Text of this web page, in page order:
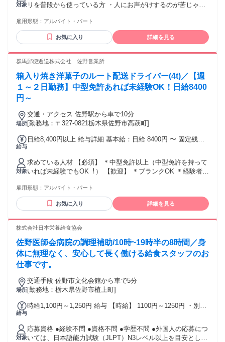
対象 リを普段から使っている方 ・人にお声がけするのが苦じゃな
迎！（もちろん未経験さんもOK） ・お友達と一緒に応募した
い方も大歓迎です♪ みなさまのご応募おまちしております！
＜ギグワークスアドバリューについて＞ 今、注目されている
る時間だけ働くひとたち」 を表す言葉です。 ギグワークスで
カーの 架け橋になれるよう取り組んでいます。 ★様々な経歴
のスタッフさんが活躍中！ 夢を追いかけているフリーターさ
なたにピッタリのオープニングのお仕事などを紹介しますの
で ぜひ希望の働き方を教えてください！
雇用形態： アルバイト・パート
お気に入り 詳細を見る
群馬郵便逓送株式会社 佐野営業所
箱入り焼き洋菓子のルート配送ドライバー(4t)／【週
１～２日勤務】中型免許あれば未経験OK！日給8400
円～
場所
交通・アクセス 佐野駅から車で10分
[勤務地：〒327-0821栃木県佐野市高萩町]
給与
日給8,400円以上 給与詳細 基本給：日給 8400円 〜 固定残業
家族手当金額：なし 全員に一律で支払われるその他手当金
額：なし ⭐早上がりでも日給保障あり（配送状況による）
対象
求めている人材 【必須】 ＊中型免許以上（中型免許を持って
いれば未経験でもOK︕） 【歓迎】 ＊ブランクOK ＊経験者歓
雇用形態： アルバイト・パート
お気に入り 詳細を見る
株式会社日本栄養給食協会
佐野医師会病院の調理補助/10時~19時半の8時間／身
体に無理なく、安心して長く働ける給食スタッフのお
仕事です。
場所
交通手段 佐野市文化会館から車で5分
[勤務地：栃木県佐野市植上町]
給与
時給1,100円～1,250円 給与 【時給】 1100円～1250円 ・別途
対象
応募資格 ●経験不問 ●資格不問 ●学歴不問 ●外国人の応募につ
いては、日本語能力試験（JLPT）N3レベル以上を目安として